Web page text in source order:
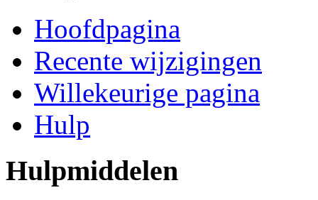
Hoofdpagina
Recente wijzigingen
Willekeurige pagina
Hulp
Hulpmiddelen